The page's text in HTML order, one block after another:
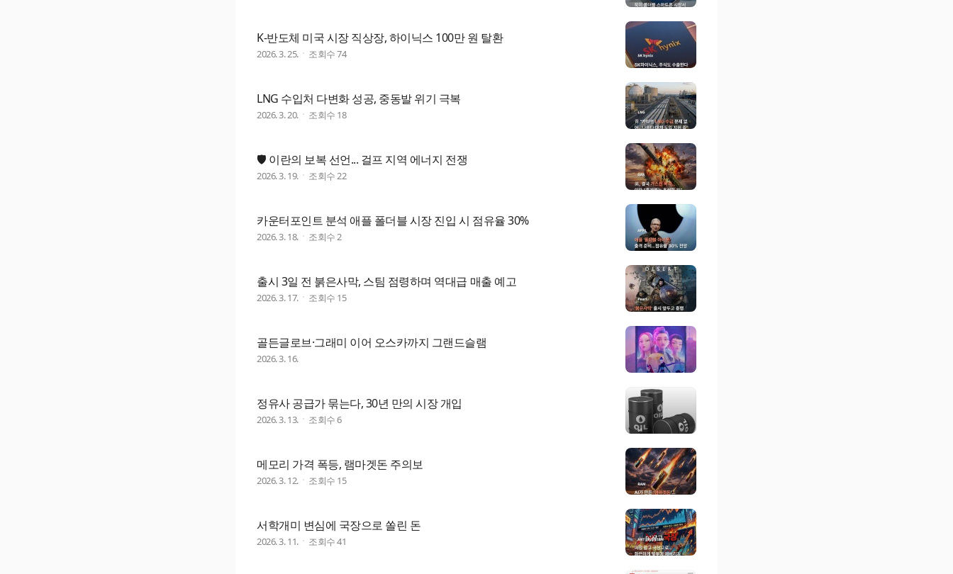
K-반도체 미국 시장 직상장, 하이닉스 100만 원 탈환
2026. 3. 25. 조회수74
LNG 수입처 다변화 성공, 중동발 위기 극복
2026. 3. 20. 조회수 18
🛡️ 이란의 보복 선언... 걸프 지역 에너지 전쟁
2026. 3. 19. 조회수22
카운터포인트 분석 애플 폴더블 시장 진입 시 점유율 30%
2026. 3. 18. 조회수2
출시 3일 전 붉은사막, 스팀 점령하며 역대급 매출 예고
2026. 3. 17. 조회수 15
골든글로브·그래미 이어 오스카까지 그랜드슬램
2026. 3. 16.
정유사 공급가 묶는다, 30년 만의 시장 개입
2026. 3. 13. 조회수6
메모리 가격 폭등, 램마겟돈 주의보
2026. 3. 12. 조회수 15
서학개미 변심에 국장으로 쏠린 돈
2026. 3. 11. 조회수41